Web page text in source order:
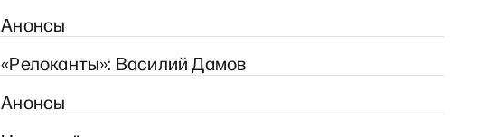
Анонсы
«Релоканты»: Василий Дамов
Анонсы